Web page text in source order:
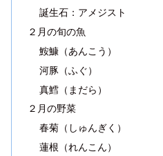
誕生石：アメジスト
２月の旬の魚
鮟鱇（あんこう）
河豚（ふぐ）
真鱈（まだら）
２月の野菜
春菊（しゅんぎく）
蓮根（れんこん）